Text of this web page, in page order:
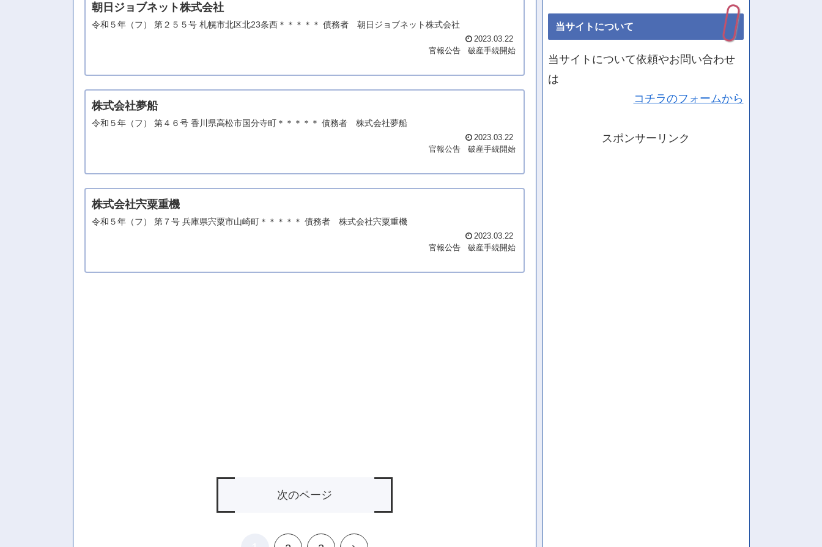
朝日ジョブネット株式会社
令和５年（フ） 第２５５号 札幌市北区北23条西＊＊＊＊＊ 債務者 朝日ジョブネット株式会社
2023.03.22
官報公告
破産手続開始
株式会社夢船
令和５年（フ） 第４６号 香川県高松市国分寺町＊＊＊＊＊ 債務者 株式会社夢船
2023.03.22
官報公告
破産手続開始
株式会社宍粟重機
令和５年（フ） 第７号 兵庫県宍粟市山崎町＊＊＊＊＊ 債務者 株式会社宍粟重機
2023.03.22
官報公告
破産手続開始
次のページ
当サイトについて
当サイトについて依頼やお問い合わせ
は
コチラのフォームから
スポンサーリンク